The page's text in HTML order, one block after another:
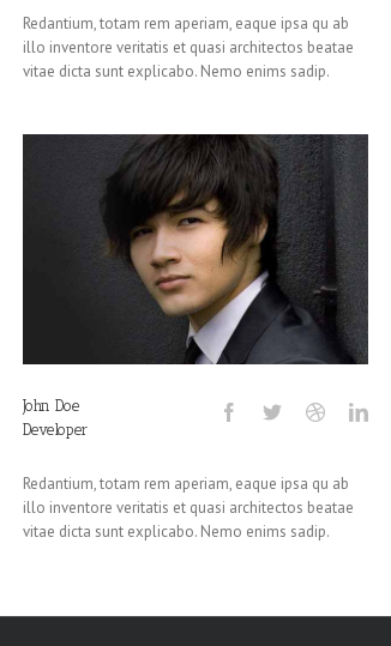
Redantium, totam rem aperiam, eaque ipsa qu ab
illo inventore veritatis et quasi architectos beatae
vitae dicta sunt explicabo. Nemo enims sadip.
John Doe
Developer
Redantium, totam rem aperiam, eaque ipsa qu ab
illo inventore veritatis et quasi architectos beatae
vitae dicta sunt explicabo. Nemo enims sadip.